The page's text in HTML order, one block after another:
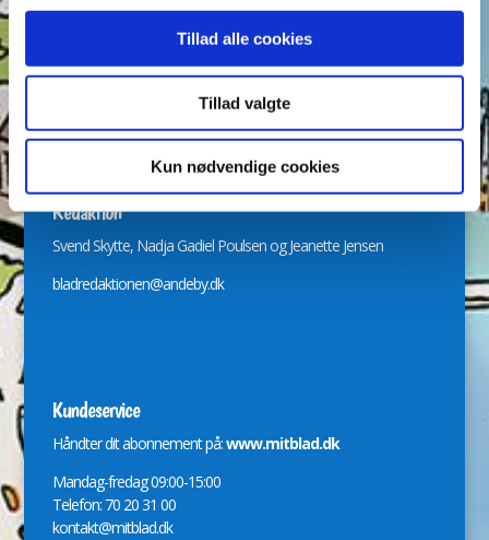
Tillad alle cookies
Tillad valgte
Kun nødvendige cookies
Redaktion
Svend Skytte, Nadja Gadiel Poulsen og Jeanette Jensen
bladredaktionen@andeby.dk
Kundeservice
Håndter dit abonnement på:www.mitblad.dk
Mandag-fredag 09:00-15:00
Telefon: 70 20 31 00
kontakt@mitblad.dk